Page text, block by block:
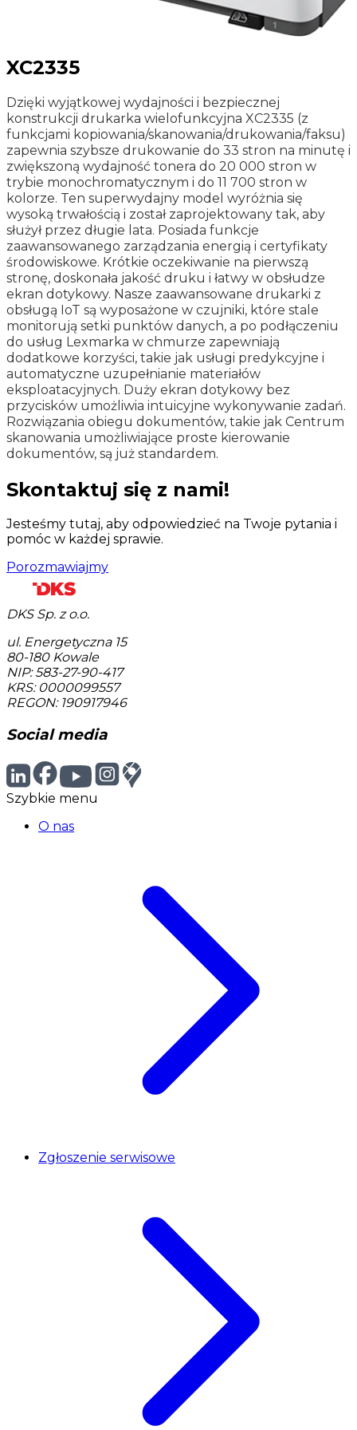
XC2335
Dzięki wyjątkowej wydajności i bezpiecznej
konstrukcji drukarka wielofunkcyjna XC2335 (z
funkcjami kopiowania/skanowania/drukowania/faksu)
zapewnia szybsze drukowanie do 33 stron na minutę i
zwiększoną wydajność tonera do 20 000 stron w
trybie monochromatycznym i do 11 700 stron w
kolorze. Ten superwydajny model wyróżnia się
wysoką trwałością i został zaprojektowany tak, aby
służył przez długie lata. Posiada funkcje
zaawansowanego zarządzania energią i certyfikaty
środowiskowe. Krótkie oczekiwanie na pierwszą
stronę, doskonała jakość druku i łatwy w obsłudze
ekran dotykowy. Nasze zaawansowane drukarki z
obsługą IoT są wyposażone w czujniki, które stale
monitorują setki punktów danych, a po podłączeniu
do usług Lexmarka w chmurze zapewniają
dodatkowe korzyści, takie jak usługi predykcyjne i
automatyczne uzupełnianie materiałów
eksploatacyjnych. Duży ekran dotykowy bez
przycisków umożliwia intuicyjne wykonywanie zadań.
Rozwiązania obiegu dokumentów, takie jak Centrum
skanowania umożliwiające proste kierowanie
dokumentów, są już standardem.
Skontaktuj się z nami!
Jesteśmy tutaj, aby odpowiedzieć na Twoje pytania i
pomóc w każdej sprawie.
Porozmawiajmy
DKS Sp. z o.o.
ul. Energetyczna 15
80-180 Kowale
NIP: 583-27-90-417
KRS: 0000099557
REGON: 190917946
Social media
Szybkie menu
O nas
Zgłoszenie serwisowe